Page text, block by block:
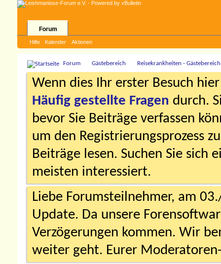
Forum
Hilfe Kalender Aktionen
Forum Gästebereich Reisekrankheiten - Gästebereich
Wenn dies Ihr erster Besuch
Häufig gestellte Fragen durch.
bevor Sie Beiträge verfassen
um den Registrierungsprozess
Beiträge lesen. Suchen Sie sich
meisten interessiert.
Liebe Forumsteilnehmer, am
Update. Da unsere
Verzögerungen kommen. Wir
weiter geht. Eurer